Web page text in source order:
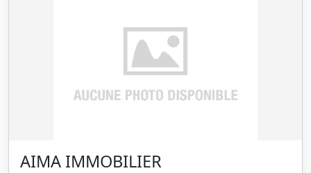
AIMA IMMOBILIER